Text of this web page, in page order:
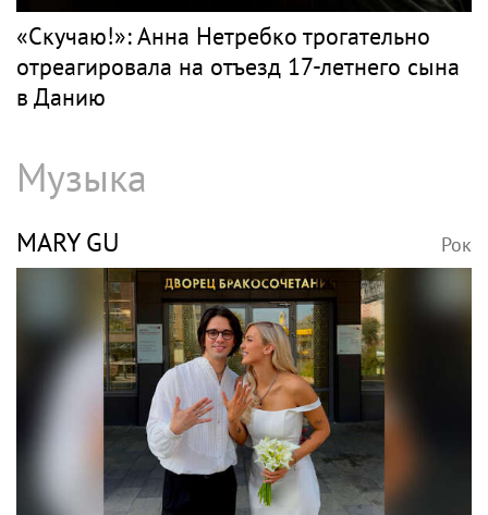
«Скучаю!»: Анна Нетребко трогательно
отреагировала на отъезд 17-летнего сына
в Данию
Музыка
MARY GU Рок